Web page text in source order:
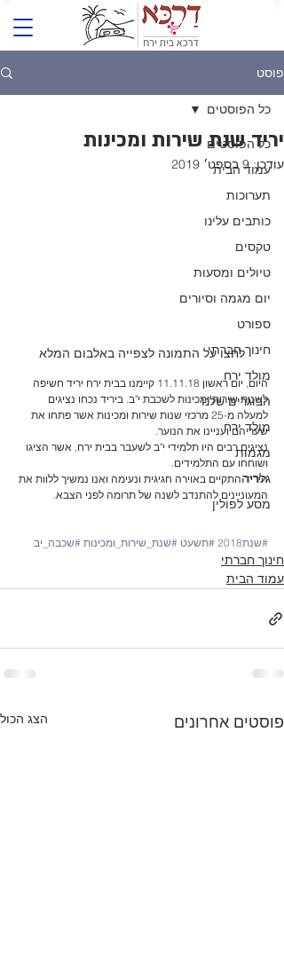
פוסט
כל הפוסטים
עמוד הבית
תערוכות
כותבים עלינו
טקסים
טיולים ומסעות
יום מגמה וסיורים
ספורט
חינוך חברתי
מולד ירח
הבוגרים שלנו
מולד ירח
מגמות
גלריה
מסע לפולין
כל הפוסטים
יריד שנת שירות ומכינות
עודכן:9 בספט׳ 2019
לחצו על התמונה לצפייה באלבום המלא
היום, יום ראשון 11.11.18 קיימנו בבית ירח יריד חשיפה
לשנות שירות ומכינות לשכבת י"ב. ביריד נכחו נציגים
למעלה מ-25 מרכזי שנות שירות ומכינות אשר פתחו את
שעריהם ועניינו את הנוער.
נציגים רבים היו תלמידי י"ב לשעבר בבית ירח, אשר הציגו
ושוחחו עם התלמידים.
היריד התקיים באוירה חגיגית ונעימה ואנו נמשיך ללוות את
המעוניינים להתנדב לשנה של תרומה לפני הצבא.
#שנת2018 #תשעט #שנת_שירות_ומכינות #שכבה_יב
חינוך חברתי
עמוד הבית
פוסטים אחרונים הצג הכול